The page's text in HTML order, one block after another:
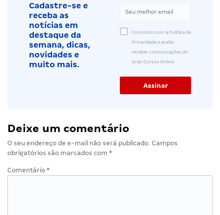
Cadastre-se e
receba as
notícias em
destaque da
semana, dicas,
novidades e
muito mais.
Concordo com a Política de
Privacidade e aceito
receber comunicações do
Gran Cursos Online.
Deixe um comentário
O seu endereço de e-mail não será publicado. Campos
obrigatórios são marcados com *
Comentário *